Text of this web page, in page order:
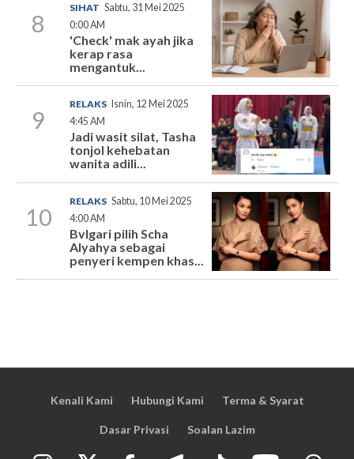
8
SIHAT Sabtu, 31 Mei 2025
0:00 AM
'Check' mak ayah jika
kerap rasa
mengantuk...
9
RELAKS
Isnin, 12 Mei 2025
4:45 AM
Jadi wasit silat, Tasha
tonjol kehebatan
wanita adili...
10
RELAKS Sabtu, 10 Mei 2025
4:00 AM
Bvlgari pilih Scha
Alyahya sebagai
penyeri kempen khas...
Kenali Kami Hubungi Kami Terma & Syarat
Dasar Privasi Soalan Lazim